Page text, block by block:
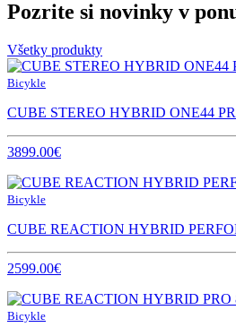
Pozrite si novinky v
Všetky produkty
Bicykle
CUBE STEREO HYBRID ONE44
3899.00€
Bicykle
CUBE REACTION HYBRID
2599.00€
Bicykle